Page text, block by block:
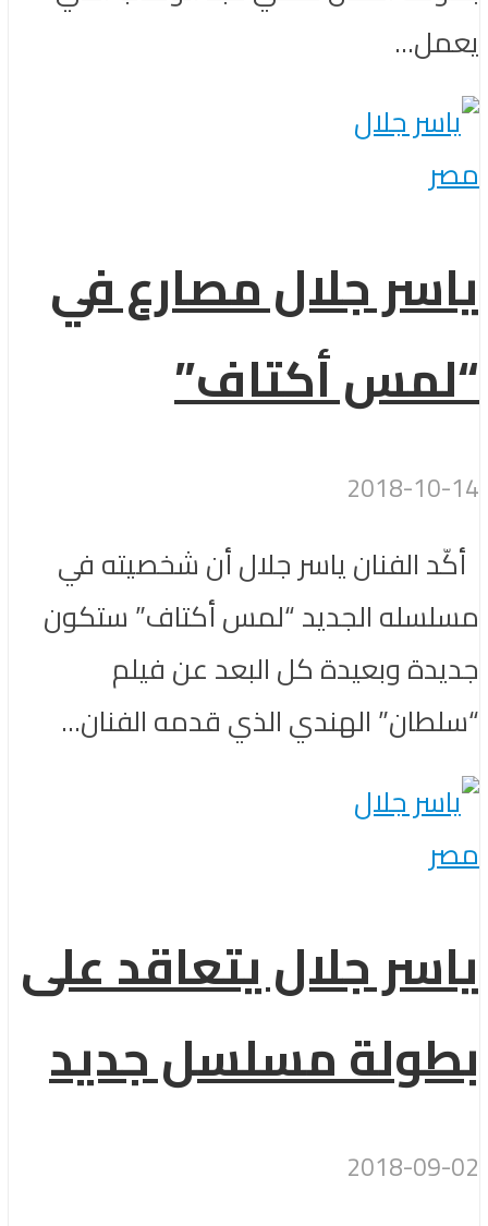
يعمل...
مصر
ياسر جلال مصارع في
“لمس أكتاف”
2018-10-14
أكّد الفنان ياسر جلال أن شخصيته في
مسلسله الجديد “لمس أكتاف” ستكون
جديدة وبعيدة كل البعد عن فيلم
“سلطان” الهندي الذي قدمه الفنان...
مصر
ياسر جلال يتعاقد على
بطولة مسلسل جديد
2018-09-02